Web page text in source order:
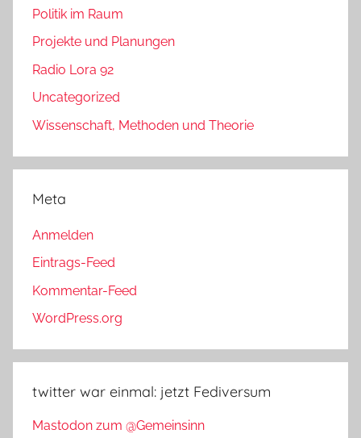
Politik im Raum
Projekte und Planungen
Radio Lora 92
Uncategorized
Wissenschaft, Methoden und Theorie
Meta
Anmelden
Eintrags-Feed
Kommentar-Feed
WordPress.org
twitter war einmal: jetzt Fediversum
Mastodon zum @Gemeinsinn